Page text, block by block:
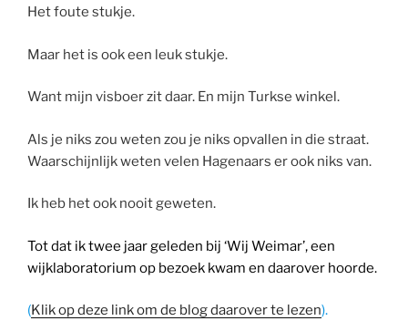
Het foute stukje.
Maar het is ook een leuk stukje.
Want mijn visboer zit daar. En mijn Turkse winkel.
Als je niks zou weten zou je niks opvallen in die straat.
Waarschijnlijk weten velen Hagenaars er ook niks van.
Ik heb het ook nooit geweten.
Tot dat ik twee jaar geleden bij ‘Wij Weimar’, een
wijklaboratorium op bezoek kwam en daarover hoorde.
(Klik op deze link om de blog daarover te lezen).